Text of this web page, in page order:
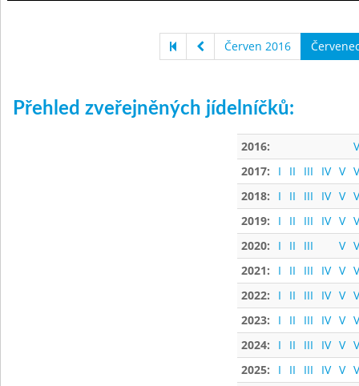
Červen 2016
Přehled zveřejněných jídelníčků:
2016:
2017:
I II III IV V
2018:
I II III IV V
2019:
I II III IV V
2020:
I II III V
2021:
I II III IV V
2022:
I II III IV V
2023:
I II III IV V
2024:
I II III IV V
2025:
I II III IV V